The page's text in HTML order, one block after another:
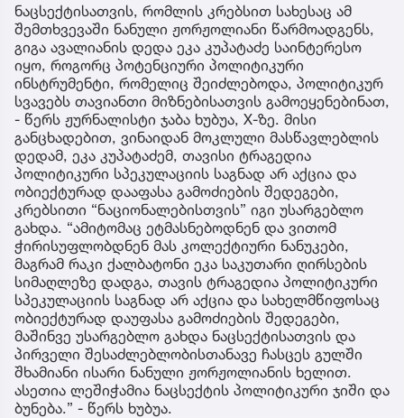
ნაცსექტისათვის, რომლის კრებსით სახესაც ამ
შემთხვევაში ნანული ჟორჟოლიანი წარმოადგენს,
გიგა ავალიანის დედა ეკა კუპატაძე საინტერესო
იყო, როგორც პოტენციური პოლიტიკური
ინსტრუმენტი, რომელიც შეიძლებოდა, პოლიტიკურ
სვავებს თავიანთი მიზნებისათვის გამოეყენებინათ,
- წერს ჟურნალისტი ჯაბა ხუბუა, X-ზე. მისი
განცხადებით, ვინაიდან მოკლული მასწავლებლის
დედამ, ეკა კუპატაძემ, თავისი ტრაგედია
პოლიტიკური სპეკულაციის საგნად არ აქცია და
ობიექტურად დააფასა გამოძიების შედეგები,
კრებსითი “ნაციონალებისთვის” იგი უსარგებლო
გახდა. “ამიტომაც ეტმასნებოდნენ და ვითომ
ჭირისუფლობდნენ მას კოლექტიური ნანუკები,
მაგრამ რაკი ქალბატონი ეკა საკუთარი ღირსების
სიმაღლეზე დადგა, თავის ტრაგედია პოლიტიკური
სპეკულაციის საგნად არ აქცია და სახელმწიფოსაც
ობიექტურად დაუფასა გამოძიების შედეგები,
მაშინვე უსარგებლო გახდა ნაცსექტისათვის და
პირველი შესაძლებლობისთანავე ჩასცეს გულში
შხამიანი ისარი ნანული ჟორჟოლიანის ხელით.
ასეთია ლეშიჭამია ნაცსექტის პოლიტიკური ჯიში და
ბუნება.” - წერს ხუბუა.